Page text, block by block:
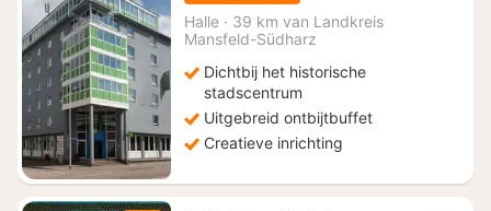
€
76,96
Halle · 39 km van Landkreis
Mansfeld-Südharz
Dichtbij het historische
stadscentrum
Uitgebreid ontbijtbuffet
Creatieve inrichting